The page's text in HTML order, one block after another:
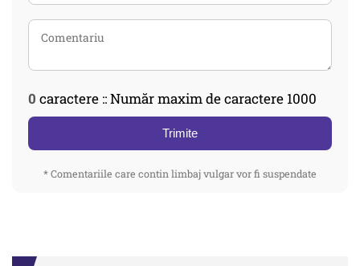
0 caractere :: Număr maxim de caractere 1000
Trimite
* Comentariile care contin limbaj vulgar vor fi suspendate